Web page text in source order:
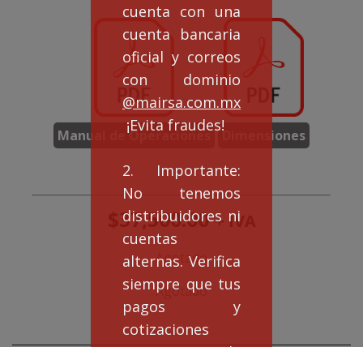
cuenta con una
cuenta bancaria
oficial y correos
con dominio
@mairsa.com.mx
¡Evita fraudes!
2. Importante:
No tenemos
distribuidores ni
cuentas
alternas. Verifica
siempre que tus
pagos y
cotizaciones
Manual de Operaciones Dimensiones
37,500.00 + IVA
Agotado
Agotado